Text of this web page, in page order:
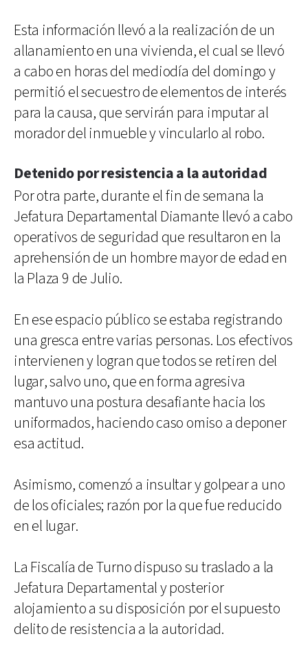
Esta información llevó a la realización de un
allanamiento en una vivienda, el cual se llevó
a cabo en horas del mediodía del domingo y
permitió el secuestro de elementos de interés
para la causa, que servirán para imputar al
morador del inmueble y vincularlo al robo.
Detenido por resistencia a la autoridad
Por otra parte, durante el fin de semana la
Jefatura Departamental Diamante llevó a cabo
operativos de seguridad que resultaron en la
aprehensión de un hombre mayor de edad en
la Plaza 9 de Julio.
En ese espacio público se estaba registrando
una gresca entre varias personas. Los efectivos
intervienen y logran que todos se retiren del
lugar, salvo uno, que en forma agresiva
mantuvo una postura desafiante hacia los
uniformados, haciendo caso omiso a deponer
esa actitud.
Asimismo, comenzó a insultar y golpear a uno
de los oficiales; razón por la que fue reducido
en el lugar.
La Fiscalía de Turno dispuso su traslado a la
Jefatura Departamental y posterior
alojamiento a su disposición por el supuesto
delito de resistencia a la autoridad.